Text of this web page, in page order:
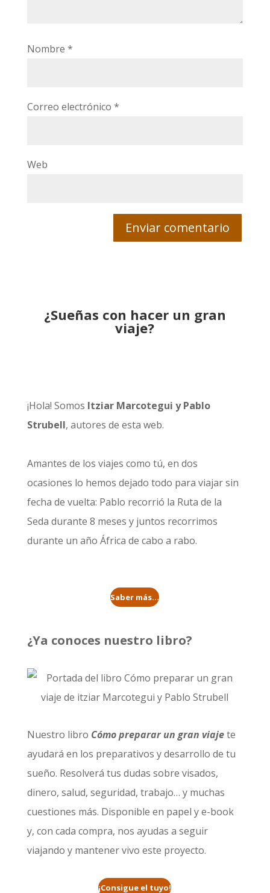
Nombre *
Correo electrónico *
Web
¿Sueñas con hacer un gran
viaje?
¡Hola! Somos Itziar Marcotegui y Pablo
Strubell, autores de esta web.
Amantes de los viajes como tú, en dos
ocasiones lo hemos dejado todo para viajar sin
fecha de vuelta: Pablo recorrió la Ruta de la
Seda durante 8 meses y juntos recorrimos
durante un año África de cabo a rabo.
Saber más...
¿Ya conoces nuestro libro?
Nuestro libro Cómo preparar un gran viajete
ayudará en los preparativos y desarrollo de tu
sueño. Resolverá tus dudas sobre visados,
dinero, salud, seguridad, trabajo… y muchas
cuestiones más. Disponible en papel y e-book
y, con cada compra, nos ayudas a seguir
viajando y mantener vivo este proyecto.
¡Consigue el tuyo!